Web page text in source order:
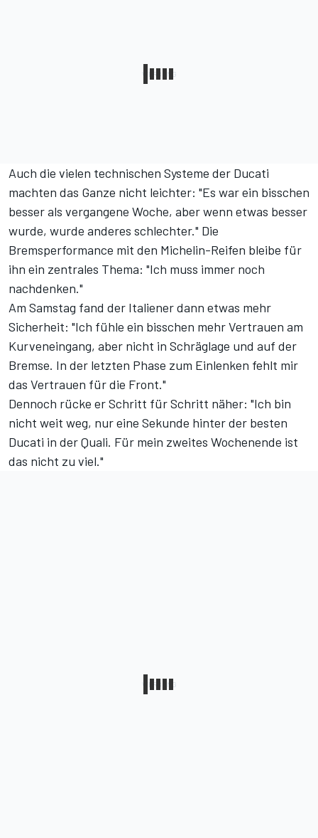
Auch die vielen technischen Systeme der Ducati
machten das Ganze nicht leichter: "Es war ein bisschen
besser als vergangene Woche, aber wenn etwas besser
wurde, wurde anderes schlechter." Die
Bremsperformance mit den Michelin-Reifen bleibe für
ihn ein zentrales Thema: "Ich muss immer noch
nachdenken."
Am Samstag fand der Italiener dann etwas mehr
Sicherheit: "Ich fühle ein bisschen mehr Vertrauen am
Kurveneingang, aber nicht in Schräglage und auf der
Bremse. In der letzten Phase zum Einlenken fehlt mir
das Vertrauen für die Front."
Dennoch rücke er Schritt für Schritt näher: "Ich bin
nicht weit weg, nur eine Sekunde hinter der besten
Ducati in der Quali. Für mein zweites Wochenende ist
das nicht zu viel."